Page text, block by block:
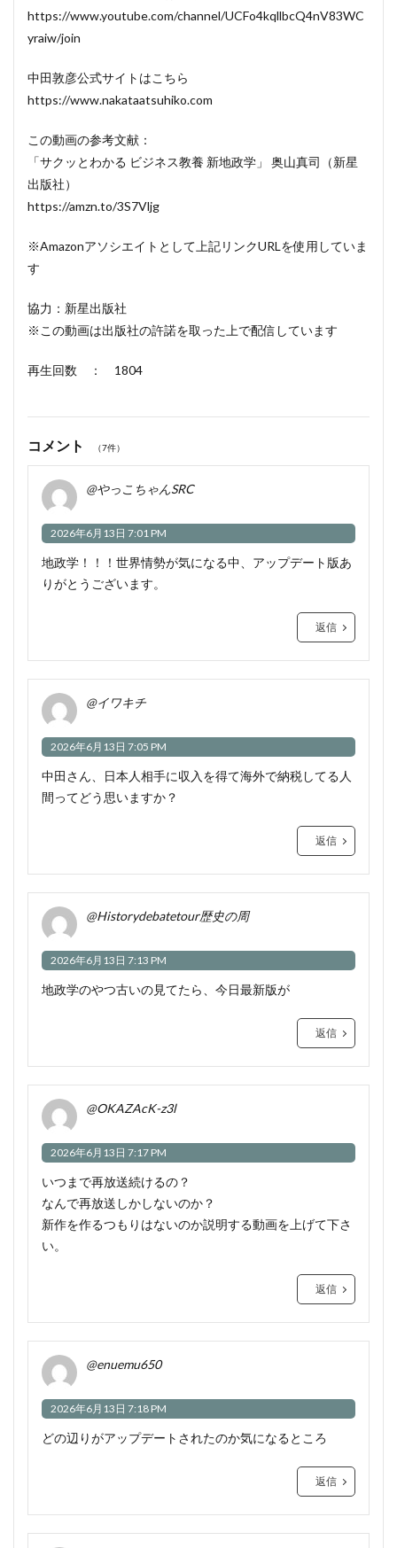
https://www.youtube.com/channel/UCFo4kqllbcQ4nV83WC
yraiw/join
中田敦彦公式サイトはこちら
https://www.nakataatsuhiko.com
この動画の参考文献：
「サクッとわかる ビジネス教養 新地政学」 奥山真司（新星
出版社）
https://amzn.to/3S7Vljg
※Amazonアソシエイトとして上記リンクURLを使用していま
す
協力：新星出版社
※この動画は出版社の許諾を取った上で配信しています
再生回数 ： 1804
コメント （7件）
@やっこちゃんSRC
2026年6月13日 7:01 PM
地政学！！！世界情勢が気になる中、アップデート版あ
りがとうございます。
返信
@イワキチ
2026年6月13日 7:05 PM
中田さん、日本人相手に収入を得て海外で納税してる人
間ってどう思いますか？
返信
@Historydebatetour歴史の周
2026年6月13日 7:13 PM
地政学のやつ古いの見てたら、今日最新版が
返信
@OKAZAcK-z3l
2026年6月13日 7:17 PM
いつまで再放送続けるの？
なんで再放送しかしないのか？
新作を作るつもりはないのか説明する動画を上げて下さ
い。
返信
@enuemu650
2026年6月13日 7:18 PM
どの辺りがアップデートされたのか気になるところ
返信